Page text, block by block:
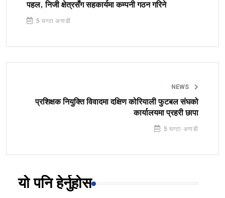
पहल, निजी क्षेत्रसँग सहकार्यमा कम्पनी गठन गरिने
5 घण्टा अगाडी
NEWS
प्रशिक्षक नियुक्ति विवादमा दक्षिण कोरियाली फुटबल संघको
कार्यालयमा प्रहरी छापा
5 घण्टा अगाडी
यो पनि हेर्नुहोस